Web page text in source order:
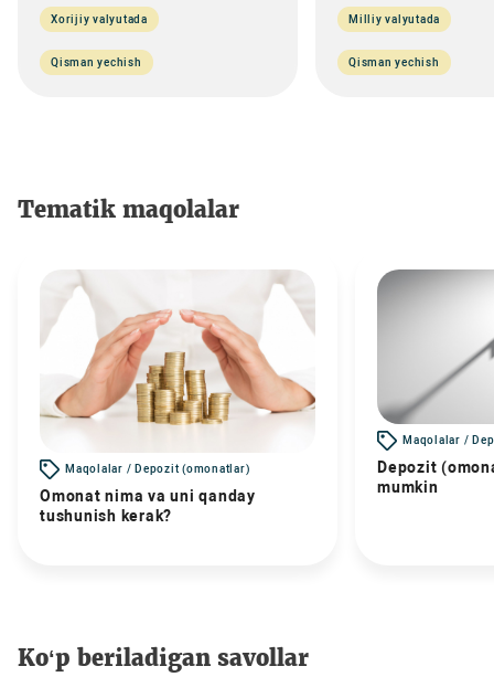
Xorijiy valyutada
Qisman yechish
Milliy valyutada
Qisman yechish
Tematik maqolalar
Maqolalar / Depozit (omonatlar)
Omonat nima va uni qanday
tushunish kerak?
Maqolalar /
Depozit
mumkin
Ko‘p beriladigan savollar